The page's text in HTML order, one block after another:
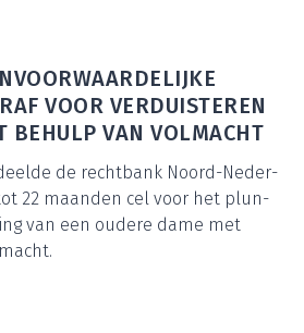
VOOR VER­DUIS­TE­REN
BEHULP VAN VOLMACHT
de recht­bank Noord-Neder­
22 maan­den cel voor het plun­
van een oude­re dame met